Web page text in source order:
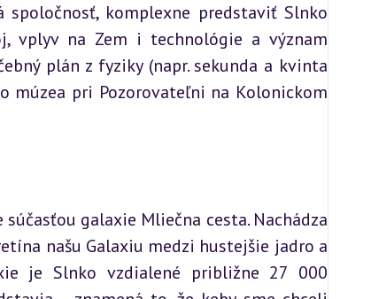
spoločnosť, komplexne predstaviť Slnko
vplyv na Zem i technológie a význam
plán z fyziky (napr. sekunda a kvinta
múzea pri Pozorovateľni na Kolonickom
galaxie Mliečna cesta. Nachádza
našu Galaxiu medzi hustejšie jadro a
je Slnko vzdialené približne 27 000